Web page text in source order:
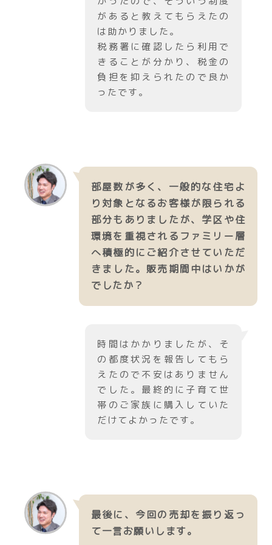
があると教えてもらえたの
は助かりました。
税務署に確認したら利用で
きることが分かり、税金の
負担を抑えられたので良か
ったです。
部屋数が多く、一般的な住宅よ
り対象となるお客様が限られる
部分もありましたが、学区や住
環境を重視されるファミリー層
へ積極的にご紹介させていただ
きました。販売期間中はいかが
でしたか？
時間はかかりましたが、そ
の都度状況を報告してもら
えたので不安はありません
でした。最終的に子育て世
帯のご家族に購入していた
だけてよかったです。
最後に、今回の売却を振り返っ
て一言お願いします。